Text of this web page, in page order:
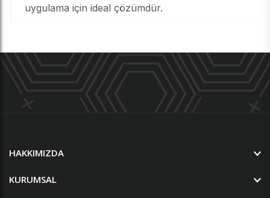
uygulama için ideal çözümdür.
HAKKIMIZDA
KURUMSAL